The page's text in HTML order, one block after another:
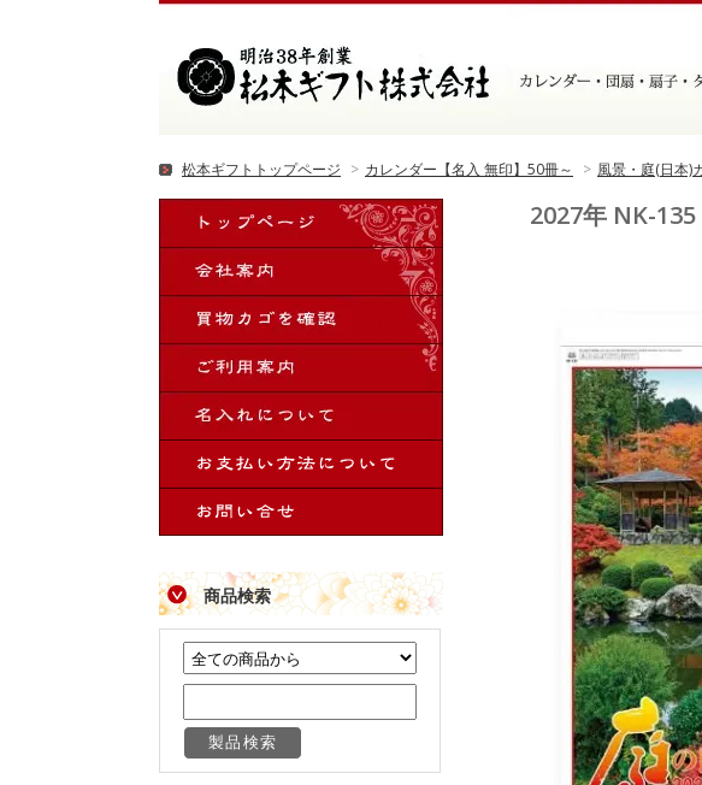
松本ギフトトップページ > カレンダー【名入 無印】50冊～ > 風景・庭(日本)
2027年 NK-
商品検索